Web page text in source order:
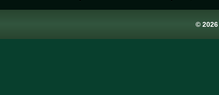
©